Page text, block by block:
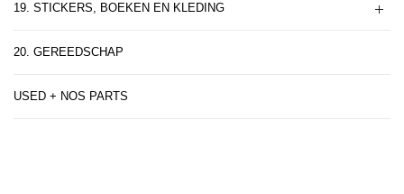
19. STICKERS, BOEKEN EN KLEDING
20. GEREEDSCHAP
USED + NOS PARTS